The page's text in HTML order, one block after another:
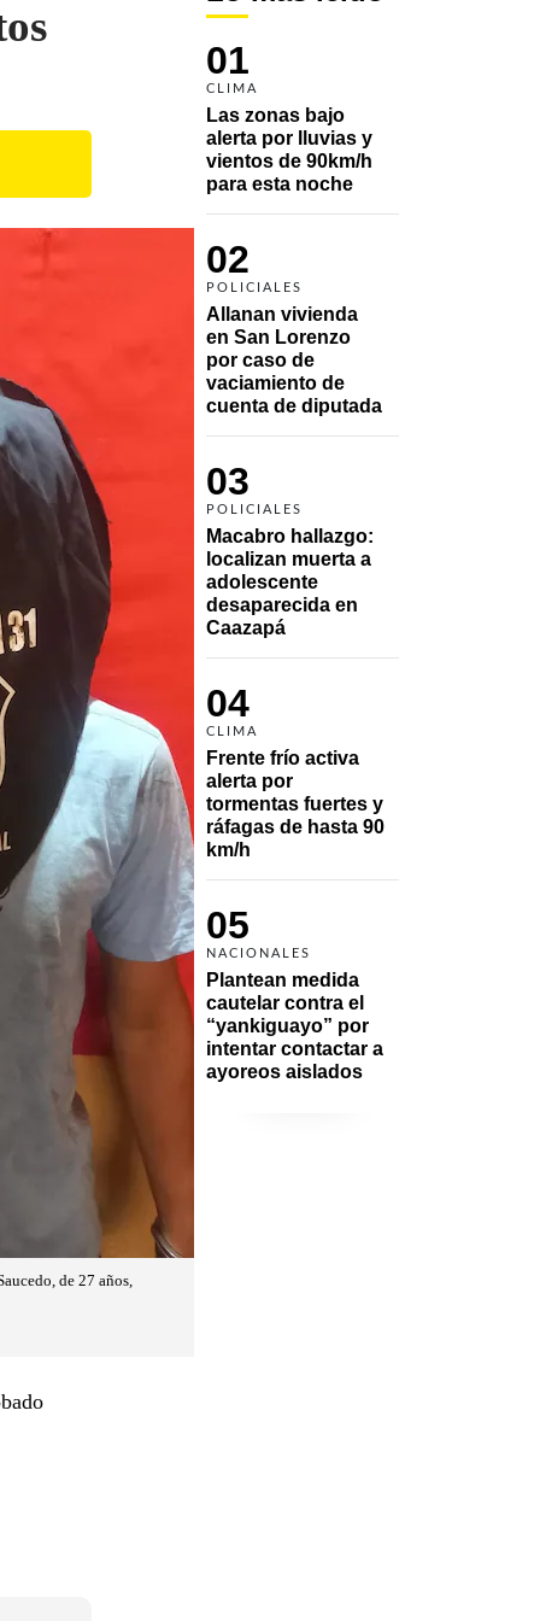
01
CLIMA
Las zonas bajo
alerta por lluvias y
vientos de 90km/h
para esta noche
02
POLICIALES
Allanan vivienda
en San Lorenzo
por caso de
vaciamiento de
cuenta de diputada
03
POLICIALES
Macabro hallazgo:
localizan muerta a
adolescente
desaparecida en
Caazapá
04
CLIMA
Frente frío activa
alerta por
tormentas fuertes y
ráfagas de hasta 90
km/h
05
NACIONALES
Plantean medida
cautelar contra el
“yankiguayo” por
intentar contactar a
ayoreos aislados
de 27 años,